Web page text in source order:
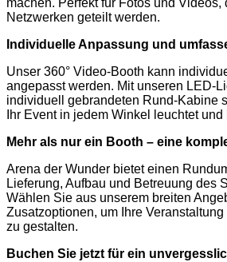
machen. Perfekt für Fotos und Videos,
Netzwerken geteilt werden.
Individuelle Anpassung und
Unser 360° Video-Booth kann
angepasst werden. Mit unseren LED-
individuell gebrandeten Rund-Kabine
Ihr Event in jedem Winkel leuchtet und
Mehr als nur ein Booth – eine
Arena der Wunder bietet einen
Lieferung, Aufbau und Betreuung des
Wählen Sie aus unserem breiten
Zusatzoptionen, um Ihre
zu gestalten.
Buchen Sie jetzt für ein